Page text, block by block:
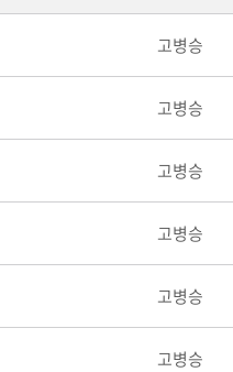
고병승
고병승
고병승
고병승
고병승
고병승